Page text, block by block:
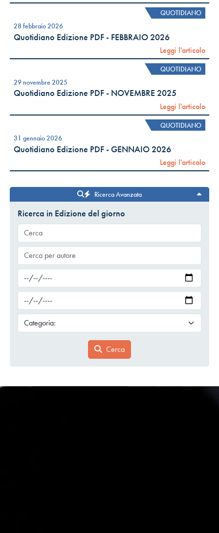
QUOTIDIANO
28 febbraio 2026
Quotidiano Edizione PDF - FEBBRAIO 2026
Leggi l'articolo
QUOTIDIANO
29 novembre 2025
Quotidiano Edizione PDF - NOVEMBRE 2025
Leggi l'articolo
QUOTIDIANO
31 gennaio 2026
Quotidiano Edizione PDF - GENNAIO 2026
Leggi l'articolo
Ricerca Avanzata
Ricerca in Edizione del giorno
Cerca